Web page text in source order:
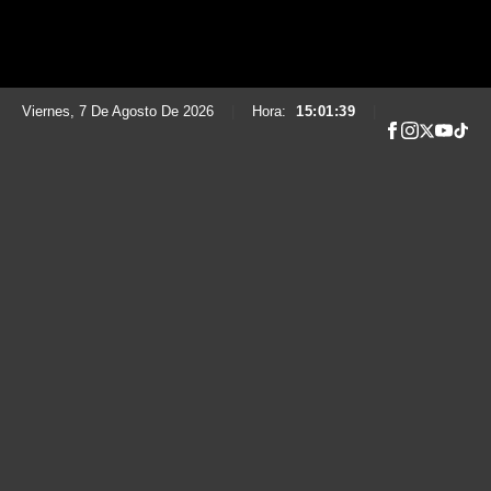
Viernes, 7 De Agosto De 2026 Hora: 15:01:40